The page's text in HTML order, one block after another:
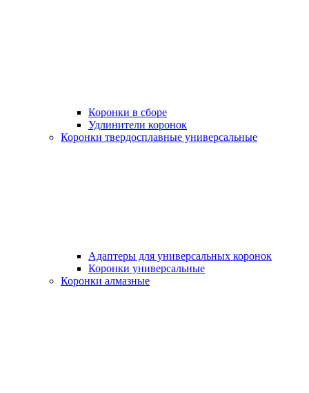
Коронки в сборе
Удлинители коронок
Коронки твердосплавные универсальные
Адаптеры для универсальных коронок
Коронки универсальные
Коронки алмазные